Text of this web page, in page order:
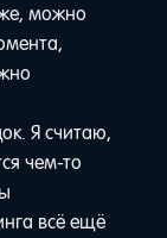
можно
Я считаю,
чем-то
всё ещё